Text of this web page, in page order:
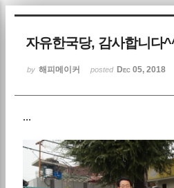
자유한국당, 감사합니다
by 해피메이커 posted Dec 05, 2018
...
Sketchbook5, 스
Sketchbook5,